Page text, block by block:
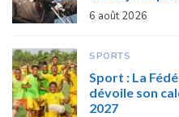
6 août 2026
SPORTS
Sport : La
dévoile son
2027